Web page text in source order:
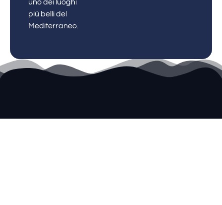
uno dei luoghi
più belli del
Mediterraneo.